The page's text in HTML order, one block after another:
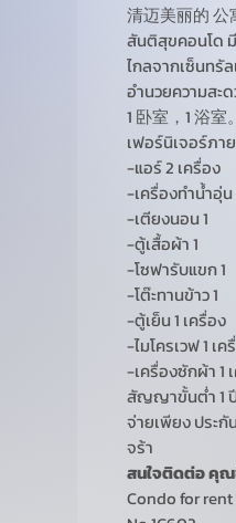
清迈美丽的 公
สันติสุขคอนโด
ไกลจากเซ็นทรั
อำนวยความสะ
1 卧室，1 浴室
เฟอร์นิเจอร์ภา
-แอร์ 2 เครื่อง
-เครื่องทำน้ำอุ่น
-เตียงนอน 1
-ตู้เสื้อผ้า 1
-โซฟารับแขก 1
-โต๊ะทานข้าว 1
-ตู้เย็น 1 เครื่อง
-ไมโครเวฟ 1 เค
-เครื่องซักผ้า 1
สัญญาขั้นต่ำ 1
จ่ายเพียง ประกั
จร้า
สนใจติดต่อ คุณ
Condo for